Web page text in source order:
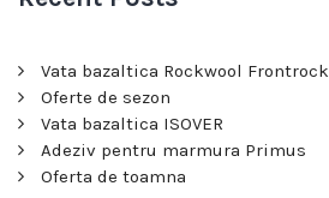
Vata bazaltica Rockwool
Oferte de sezon
Vata bazaltica ISOVER
Adeziv pentru marmura Primus
Oferta de toamna